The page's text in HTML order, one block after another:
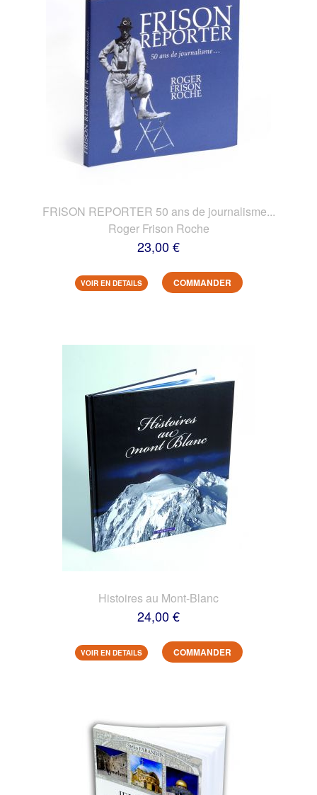
FRISON REPORTER 50 ans de journalisme...
Roger Frison Roche
23,00 €
VOIR EN DETAILS COMMANDER
Histoires au Mont-Blanc
24,00 €
VOIR EN DETAILS COMMANDER